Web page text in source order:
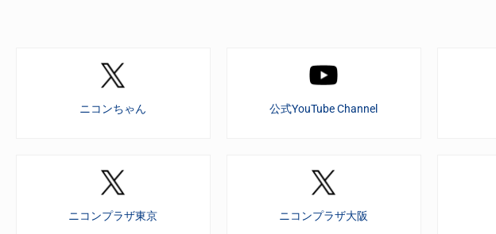
ニコンちゃん 公式YouTube Channel
ニコンプラザ東京 ニコンプラザ大阪